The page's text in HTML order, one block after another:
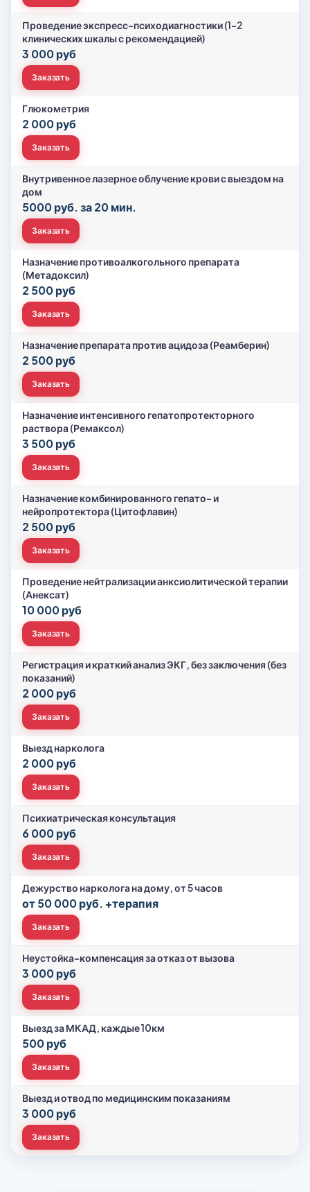
Проведение экспресс-психодиагностики (1-2
клинических шкалы с рекомендацией)
3 000 руб
Заказать
Глюкометрия
2 000 руб
Заказать
Внутривенное лазерное облучение крови с выездом на
дом
5000 руб. за 20 мин.
Заказать
Назначение противоалкогольного препарата
(Метадоксил)
2 500 руб
Заказать
Назначение препарата против ацидоза (Реамберин)
2 500 руб
Заказать
Назначение интенсивного гепатопротекторного
раствора (Ремаксол)
3 500 руб
Заказать
Назначение комбинированного гепато- и
нейропротектора (Цитофлавин)
2 500 руб
Заказать
Проведение нейтрализации анксиолитической терапии
(Анексат)
10 000 руб
Заказать
Регистрация и краткий анализ ЭКГ, без заключения (без
показаний)
2 000 руб
Заказать
Выезд нарколога
2 000 руб
Заказать
Психиатрическая консультация
6 000 руб
Заказать
Дежурство нарколога на дому, от 5 часов
от 50 000 руб. +терапия
Заказать
Неустойка-компенсация за отказ от вызова
3 000 руб
Заказать
Выезд за МКАД, каждые 10км
500 руб
Заказать
Выезд и отвод по медицинским показаниям
3 000 руб
Заказать